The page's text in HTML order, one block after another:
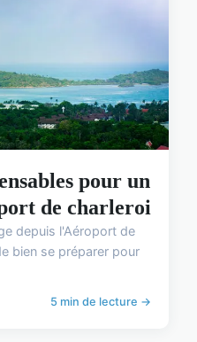
pour un
de charleroi
depuis l'Aéroport de
bien se préparer pour
5 min de lecture →